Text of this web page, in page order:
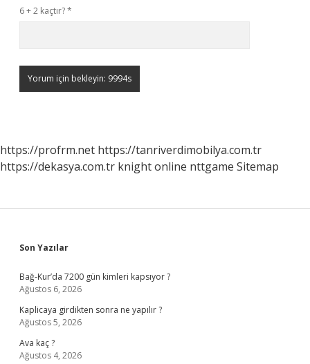
6 + 2 kaçtır?*
https://profrm.net https://tanriverdimobilya.com.tr
https://dekasya.com.tr knight online nttgame Sitemap
Sidebar
Son Yazılar
Bağ-Kur’da 7200 gün kimleri kapsıyor ?
Ağustos 6, 2026
Kaplicaya girdikten sonra ne yapılır ?
Ağustos 5, 2026
Ava kaç ?
Ağustos 4, 2026